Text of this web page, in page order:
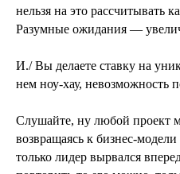
нельзя на это рассчитывать
Разумные ожидания —
И./ Вы делаете ставку на
нем ноу-хау, невозможность
Слушайте, ну любой проект
возвращаясь к бизнес-
только лидер вырвался